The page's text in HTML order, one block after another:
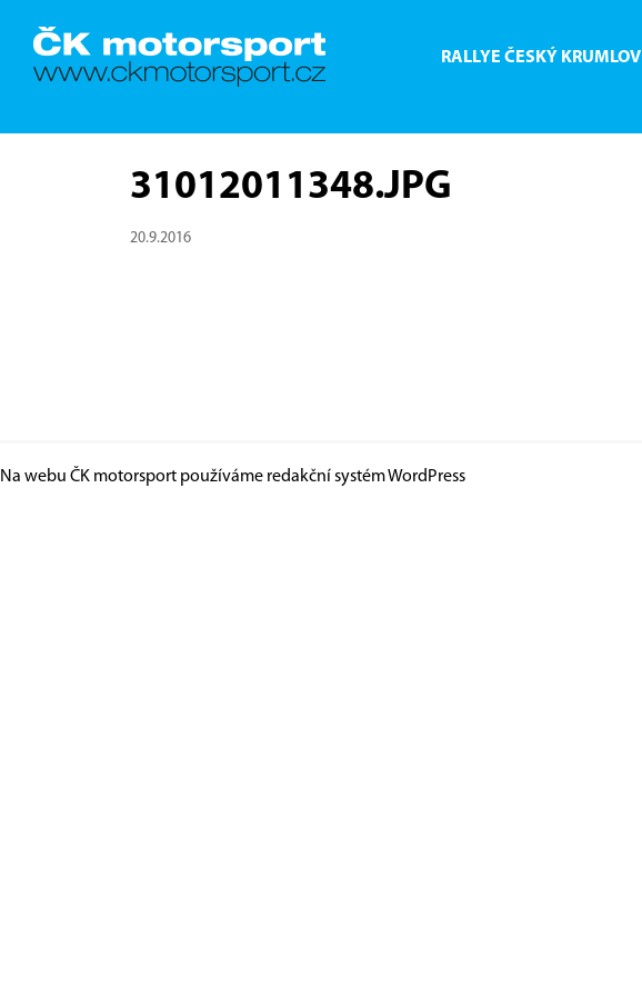
RALLYE ČESKÝ KRUMLOV
31012011348.JPG
20.9.2016
Na webu ČK motorsport používáme redakční systémWordPress